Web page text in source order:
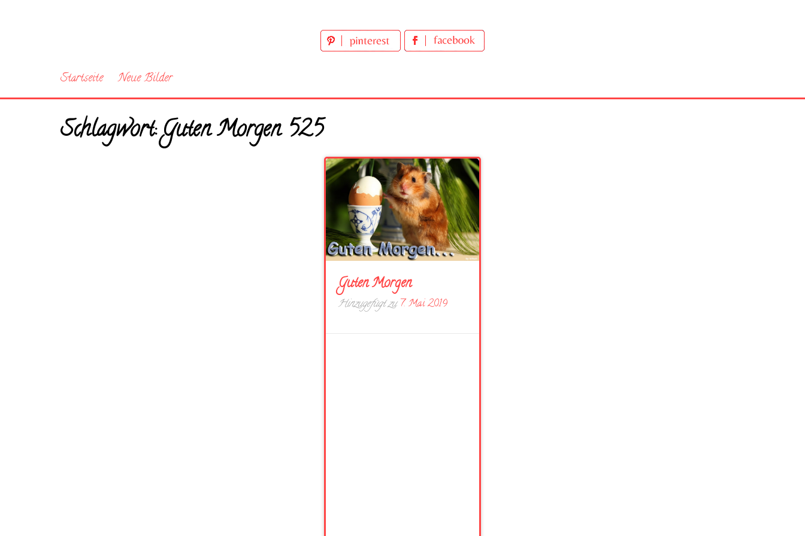
Startseite Neue Bilder
Schlagwort:Guten Morgen 525
Guten Morgen
Hinzugefügt zu 7. Mai 2019